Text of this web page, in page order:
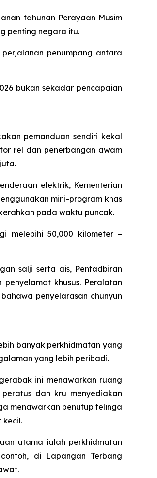
tahunan Perayaan Musim
penting negara itu.
penumpang antara
bukan sekadar pencapaian
pemanduan sendiri kekal
rel dan penerbangan awam
elektrik, Kementerian
mini-program khas
pada waktu puncak.
melebihi 50,000 kilometer –
salji serta ais, Pentadbiran
khusus. Peralatan
penyelarasan chunyun
banyak perkhidmatan yang
yang lebih peribadi.
ini menawarkan ruang
dan kru menyediakan
menawarkan penutup telinga
kecil.
utama ialah perkhidmatan
di Lapangan Terbang